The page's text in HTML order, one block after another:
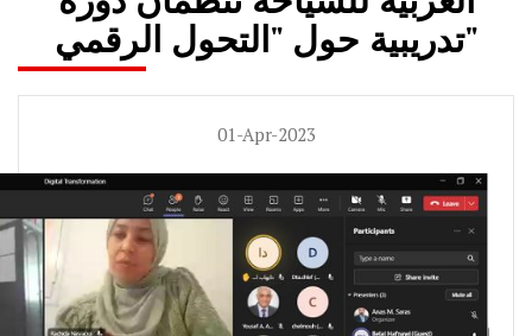
تدريبية حول "التحول الرقمي"
01-Apr-2023